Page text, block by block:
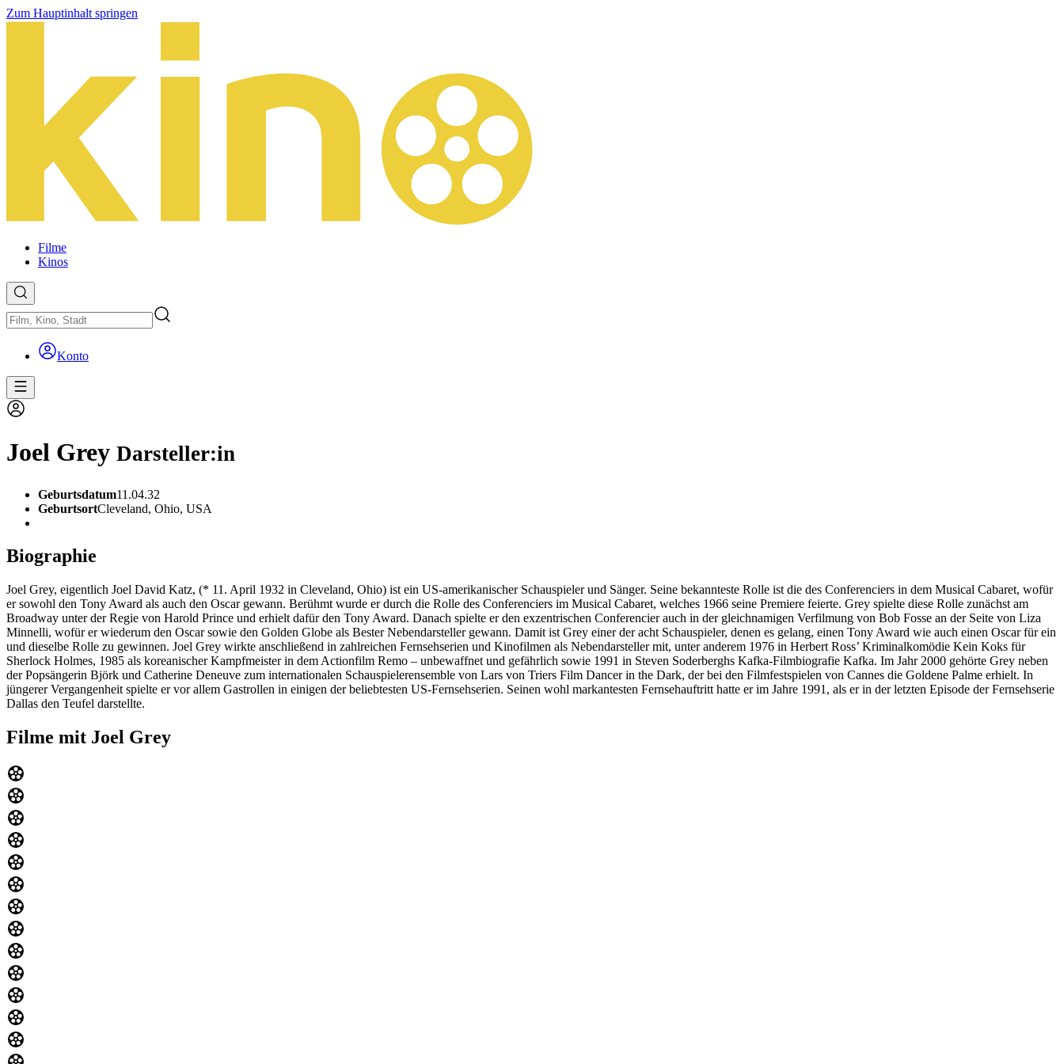
Zum Hauptinhalt springen
Filme
Kinos
Konto
Joel Grey Darsteller:in
Geburtsdatum11.04.32
GeburtsortCleveland, Ohio, USA
Biographie
Joel Grey, eigentlich Joel David Katz, (* 11. April 1932 in Cleveland, Ohio) ist ein US-amerikanischer Schauspieler und Sänger. Seine bekannteste Rolle ist die des Conferenciers in dem Musical Cabaret, wofür
er sowohl den Tony Award als auch den Oscar gewann. Berühmt wurde er durch die Rolle des Conferenciers im Musical Cabaret, welches 1966 seine Premiere feierte. Grey spielte diese Rolle zunächst am
Broadway unter der Regie von Harold Prince und erhielt dafür den Tony Award. Danach spielte er den exzentrischen Conferencier auch in der gleichnamigen Verfilmung von Bob Fosse an der Seite von Liza
Minnelli, wofür er wiederum den Oscar sowie den Golden Globe als Bester Nebendarsteller gewann. Damit ist Grey einer der acht Schauspieler, denen es gelang, einen Tony Award wie auch einen Oscar für ein
und dieselbe Rolle zu gewinnen. Joel Grey wirkte anschließend in zahlreichen Fernsehserien und Kinofilmen als Nebendarsteller mit, unter anderem 1976 in Herbert Ross’ Kriminalkomödie Kein Koks für
Sherlock Holmes, 1985 als koreanischer Kampfmeister in dem Actionfilm Remo – unbewaffnet und gefährlich sowie 1991 in Steven Soderberghs Kafka-Filmbiografie Kafka. Im Jahr 2000 gehörte Grey neben
der Popsängerin Björk und Catherine Deneuve zum internationalen Schauspielerensemble von Lars von Triers Film Dancer in the Dark, der bei den Filmfestspielen von Cannes die Goldene Palme erhielt. In
jüngerer Vergangenheit spielte er vor allem Gastrollen in einigen der beliebtesten US-Fernsehserien. Seinen wohl markantesten Fernsehauftritt hatte er im Jahre 1991, als er in der letzten Episode der Fernsehserie
Dallas den Teufel darstellte.
Filme mit Joel Grey